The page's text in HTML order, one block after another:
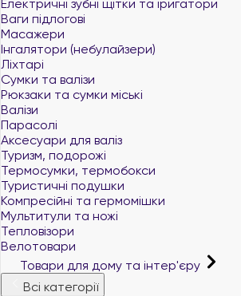
Електричні зубні щітки та іригатори
Ваги підлогові
Масажери
Інгалятори (небулайзери)
Ліхтарі
Сумки та валізи
Рюкзаки та сумки міські
Валізи
Парасолі
Аксесуари для валіз
Туризм, подорожі
Термосумки, термобокси
Туристичні подушки
Компресійні та гермомішки
Мультитули та ножі
Тепловізори
Велотовари
Товари для дому та інтер'єру
Всі категорії